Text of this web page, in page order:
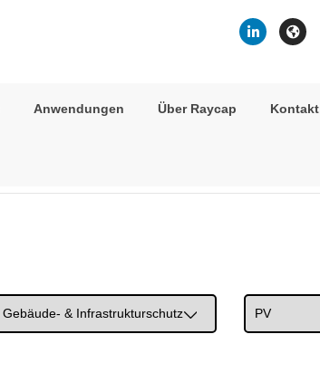
Anwendungen Über Raycap Kontakt